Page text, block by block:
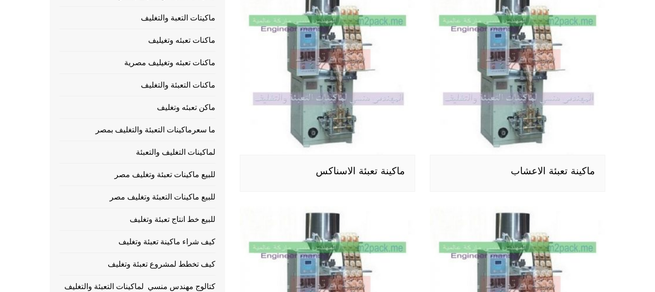
ماكينة تعبئة الاعشاب ماكينة تعبئة الاسناكس
ماكيتات التعبة والتغليف
ماكنات تعبئه وتغيليف
ماكنات تعبئه وتغيليف مصرية
ماكنات التعبئة والتغليف
ماكن تعبئه وتغليف
ما سعرماكينات التعبئة والتغليف بمصر
لماكينات التغليف والتعبئة
للبيع ماكينات تعبئة وتغليف مصر
للبيع ماكينات التعبئة وتغليف مصر
للبيع خط انتاج تعبئة وتغليف
كيف شراء ماكينة تعبئة وتغليف
كيف تخطط لمشروع تعبئة وتغليف
كتالوج مهندس منسي لماكينات التعبئة والتغليف